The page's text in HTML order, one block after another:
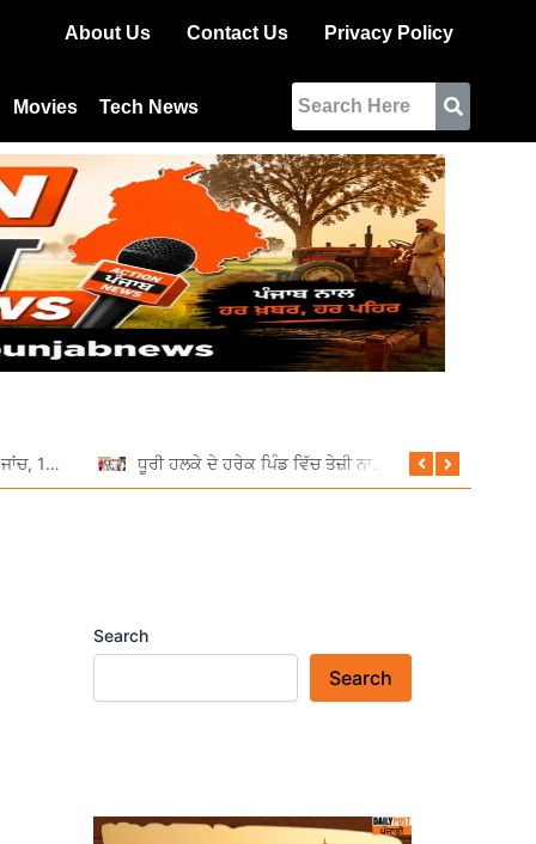
About Us Contact Us Privacy Policy
Movies Tech News
ਆਰਟੀਓ ਵੱਲੋਂ ਵਿਸ਼ੇਸ਼ ਰਾਤਰੀ ਜਾਂਚ, 11 ਵਾਹਨਾਂ ਦੇ ਕੱਟੇ ਚਲਾਨ
Search
Search